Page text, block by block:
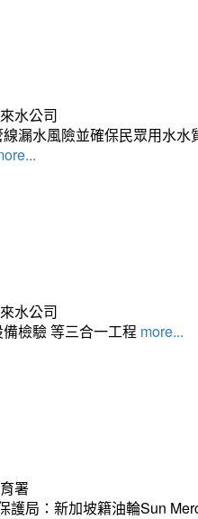
水公司
漏水風險並確保民眾用水
水公司
檢驗 等三合一工程 more...
署
護局：新加坡籍油輪Sun